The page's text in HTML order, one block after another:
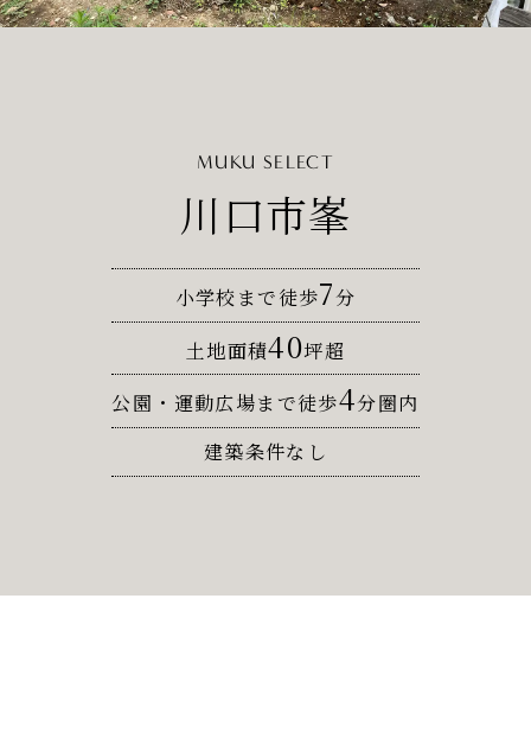
MUKU SELECT
川口市峯
小学校まで徒歩7分
土地面積40坪超
公園・運動広場まで徒歩4分圏内
建築条件なし